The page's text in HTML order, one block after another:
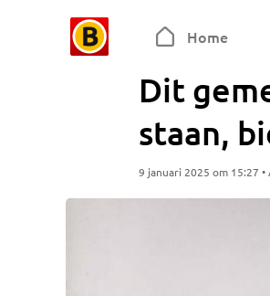
Home
Dit
staan,
9 januari 2025 om 15:27